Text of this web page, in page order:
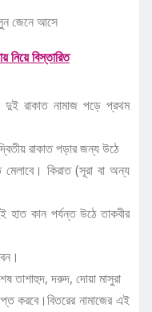
জেনে আসে
বিস্তারিত
রাকাত নামাজ পড়ে প্রথম
রাকাত পড়ার জন্য উঠে
কিরাত (সূরা বা অন্য
হাত কান পর্যন্ত উঠে তাকবীর
তাশাহুদ, দরুদ, দোয়া মাসুরা
করবে।বিতরের নামাজের এই